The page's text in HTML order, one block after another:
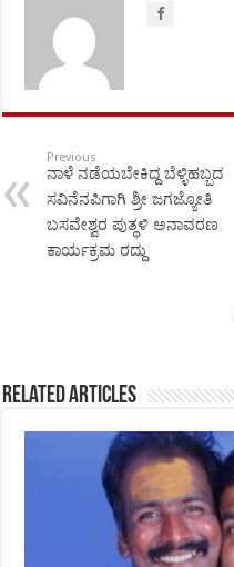
Previous
ನಾಳೆ ನಡೆಯಬೇಕಿದ್ದ ಬೆಳ್ಳಿಹಬ್ಬದ
ಸವಿನೆನಪಿಗಾಗಿ ಶ್ರೀ ಜಗಜ್ಯೋತಿ
ಬಸವೇಶ್ವರ ಪುತ್ಥಳಿ ಅನಾವರಣ
ಕಾರ್ಯಕ್ರಮ ರದ್ದು
Related Articles